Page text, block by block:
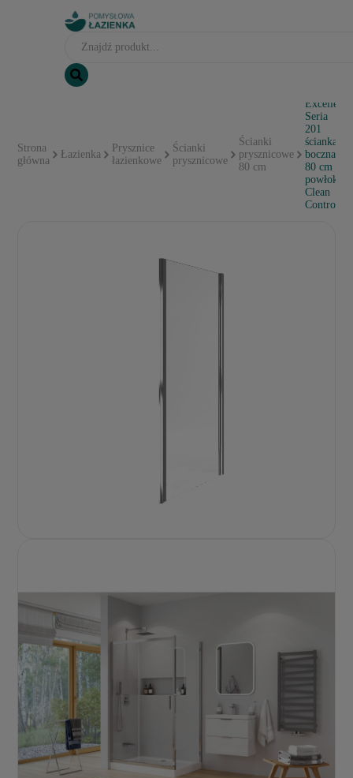
Strona
główna
Łazienka
Prysznice
łazienkowe
Ścianki
prysznicowe
Ścianki
prysznicowe
80 cm
Excellent
Seria
201
ścianka
boczna
80 cm
powłoka
Clean
Control